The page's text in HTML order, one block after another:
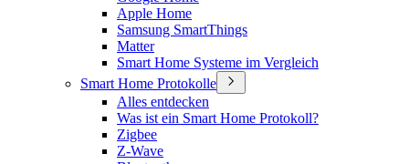
Apple Home
Samsung SmartThings
Matter
Smart Home Systeme im Vergleich
Smart Home Protokolle
Alles entdecken
Was ist ein Smart Home Protokoll?
Zigbee
Z-Wave